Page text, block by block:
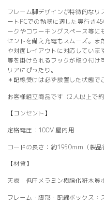
フレーム脚デザインが特徴的なリ
ートPCでの執務に適した奥行き
ークやコワーキングスペース等に
セントを備え充電もスムーズ。ま
や対面レイアウトに対応していま
等を掛けられるフックが取り付け
リアにぴったり。
＊配線受けは必ず設置した状態で
お客様組立商品です（2人以上で
【コンセント】
定格電圧：100V 屋内用
コードの長さ：約1950mm（製品
【材質】
天板：低圧メラミン樹脂化粧木質
フレーム・脚部・配線ボックス：